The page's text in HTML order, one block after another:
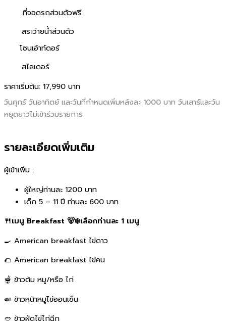
ที่จอดรถส่วนตัวฟรี
สระว่ายน้ำส่วนตัว
โซนเอ้าท์ดอร์
สไลเดอร์
ราคาเริ่มต้น: 17,990 บาท
วันศุกร์ วันอาทิตย์ และวันที่กำหนดเพิ่มหลังละ 1000 บาท วันเสาร์และวัน
หยุดยาวไม่เข้าร่วมรายการ
รายละเอียดเพิ่มเติม
ผู้เข้าเพิ่ม :
ผู้ใหญ่ท่านละ 1200 บาท
เด็ก 5 – 11 ปี ท่านละ 600 บาท
🍴เมนู Breakfast 🐻‍❄️เลือกท่านละ 1 เมนู
🍳 American breakfast ไข่ดาว
🌮 American breakfast ไข่คน
🫕 ข้าวต้ม หมู/หรือ ไก่
🍛 ข้าวหน้าหมูไข่ออนเซ็น
🥙 ข้าวผัดไข่ไก่ฉีก